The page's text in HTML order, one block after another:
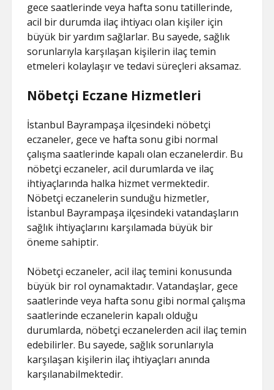
gece saatlerinde veya hafta sonu tatillerinde,
acil bir durumda ilaç ihtiyacı olan kişiler için
büyük bir yardım sağlarlar. Bu sayede, sağlık
sorunlarıyla karşılaşan kişilerin ilaç temin
etmeleri kolaylaşır ve tedavi süreçleri aksamaz.
Nöbetçi Eczane Hizmetleri
İstanbul Bayrampaşa ilçesindeki nöbetçi
eczaneler, gece ve hafta sonu gibi normal
çalışma saatlerinde kapalı olan eczanelerdir. Bu
nöbetçi eczaneler, acil durumlarda ve ilaç
ihtiyaçlarında halka hizmet vermektedir.
Nöbetçi eczanelerin sunduğu hizmetler,
İstanbul Bayrampaşa ilçesindeki vatandaşların
sağlık ihtiyaçlarını karşılamada büyük bir
öneme sahiptir.
Nöbetçi eczaneler, acil ilaç temini konusunda
büyük bir rol oynamaktadır. Vatandaşlar, gece
saatlerinde veya hafta sonu gibi normal çalışma
saatlerinde eczanelerin kapalı olduğu
durumlarda, nöbetçi eczanelerden acil ilaç temin
edebilirler. Bu sayede, sağlık sorunlarıyla
karşılaşan kişilerin ilaç ihtiyaçları anında
karşılanabilmektedir.